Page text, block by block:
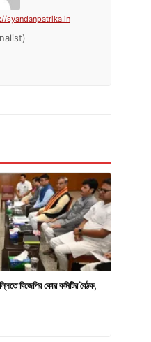
syandanpatrika.in
বিজেপির কোর কমিটির বৈঠক,